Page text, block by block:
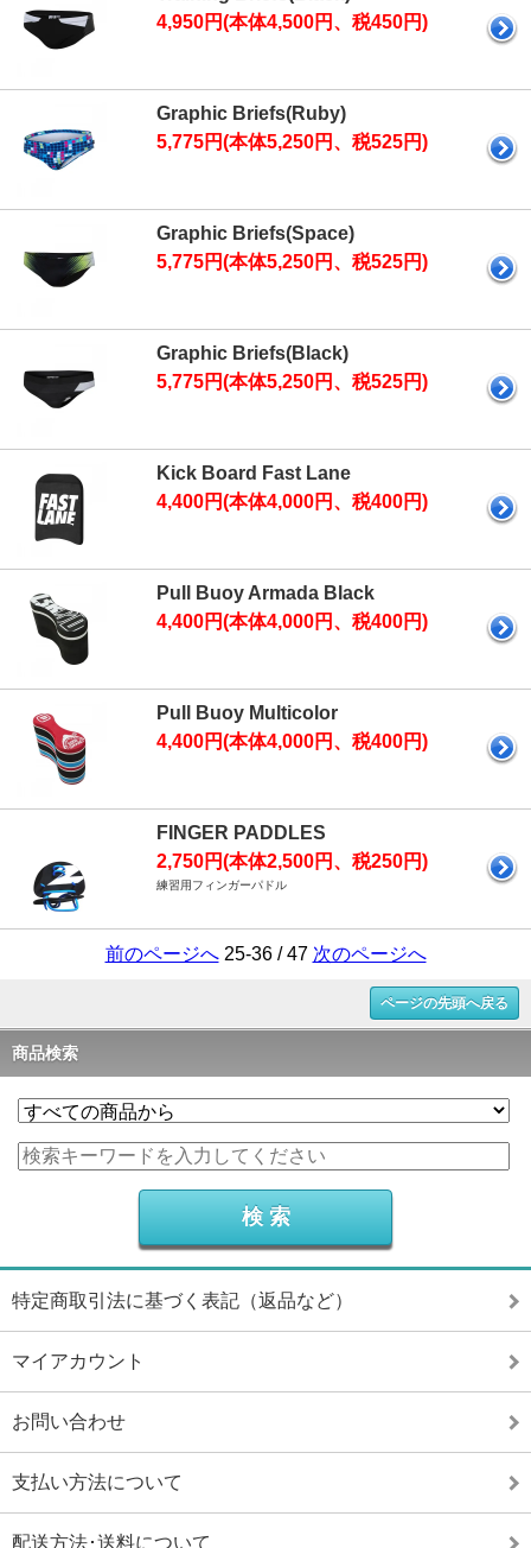
4,950円(本体4,500円、税450円)
Graphic Briefs(Ruby)
5,775円(本体5,250円、税525円)
Graphic Briefs(Space)
5,775円(本体5,250円、税525円)
Graphic Briefs(Black)
5,775円(本体5,250円、税525円)
Kick Board Fast Lane
4,400円(本体4,000円、税400円)
Pull Buoy Armada Black
4,400円(本体4,000円、税400円)
Pull Buoy Multicolor
4,400円(本体4,000円、税400円)
FINGER PADDLES
2,750円(本体2,500円、税250円)
練習用フィンガーパドル
前のページへ25-36 / 47 次のページへ
ページの先頭へ戻る
商品検索
特定商取引法に基づく表記（返品など）
マイアカウント
お問い合わせ
支払い方法について
配送方法･送料について